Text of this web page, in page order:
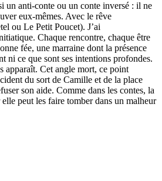
un anti-conte ou un conte inversé : il ne
eux-mêmes. Avec le rêve
ou Le Petit Poucet). J’ai
Chaque rencontre, chaque être
fée, une marraine dont la présence
ni ce que sont ses intentions profondes.
apparaît. Cet angle mort, ce point
du sort de Camille et de la place
son aide. Comme dans les contes, la
peut les faire tomber dans un malheur